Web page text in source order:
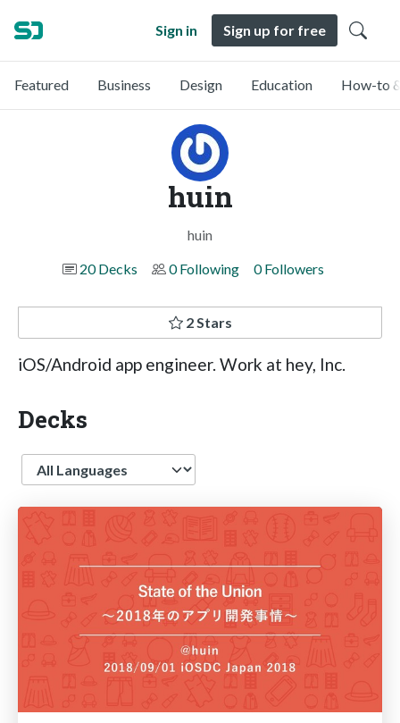
Sign in Sign up for free
Featured Business Design Education How-to
huin
huin
20 Decks
0 Following 0 Followers
2 Stars
iOS/Android app engineer. Work at hey, Inc.
Decks
Language